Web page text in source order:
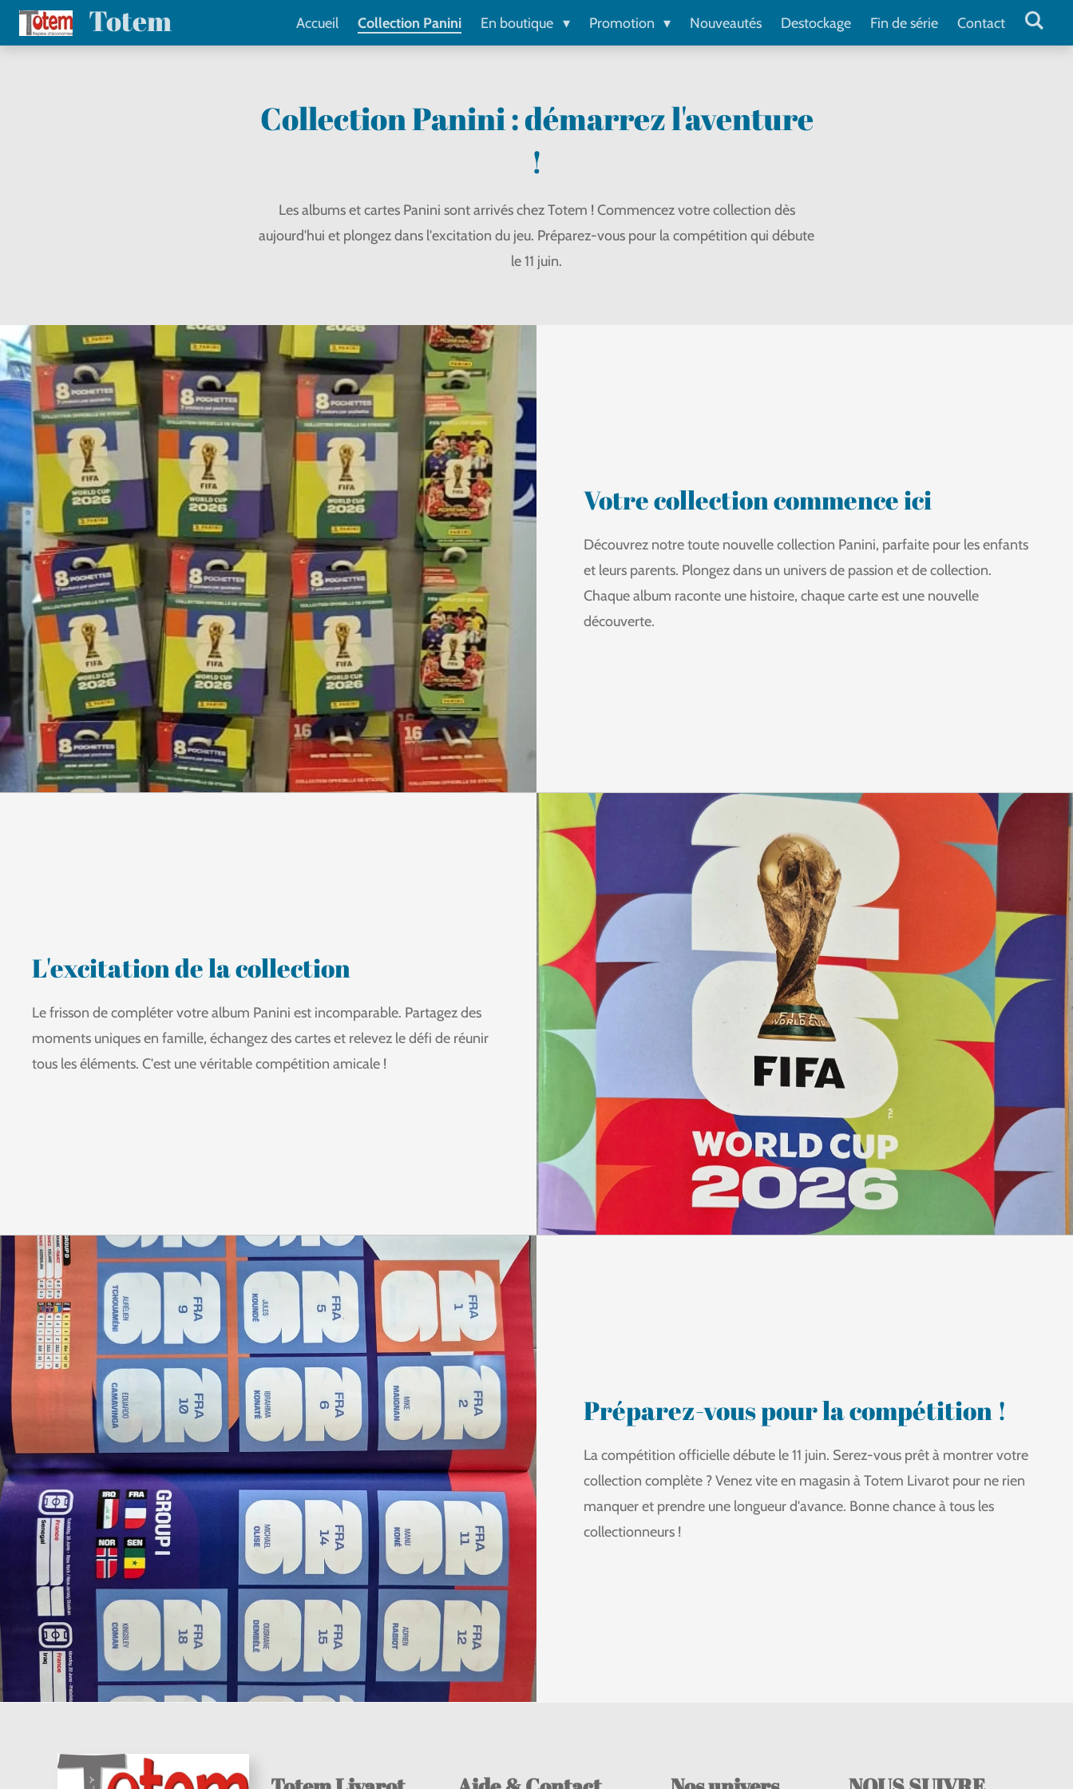
Passer
au
Totem Accueil Collection Panini En boutique Promotion Nouveautés Destockage Fin de série Contact
Collection Panini : démarrez l'aventure
!
Les albums et cartes Panini sont arrivés chez Totem ! Commencez votre collection dès
aujourd'hui et plongez dans l'excitation du jeu. Préparez-vous pour la compétition qui débute
le 11 juin.
Votre collection commence ici
Découvrez notre toute nouvelle collection Panini, parfaite pour les enfants
et leurs parents. Plongez dans un univers de passion et de collection.
Chaque album raconte une histoire, chaque carte est une nouvelle
découverte.
L'excitation de la collection
Le frisson de compléter votre album Panini est incomparable. Partagez des
moments uniques en famille, échangez des cartes et relevez le défi de réunir
tous les éléments. C'est une véritable compétition amicale !
Préparez-vous pour la compétition !
La compétition officielle débute le 11 juin. Serez-vous prêt à montrer votre
collection complète ? Venez vite en magasin à Totem Livarot pour ne rien
manquer et prendre une longueur d'avance. Bonne chance à tous les
collectionneurs !